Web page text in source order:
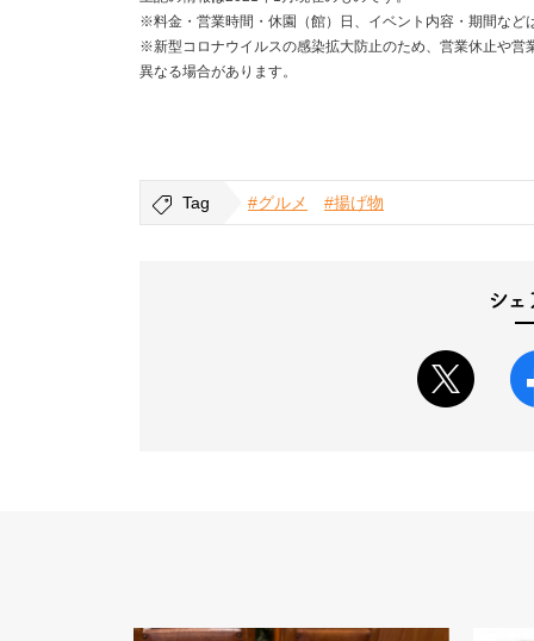
※料金・営業時間・休園（館）日、イベント内容・期間など
※新型コロナウイルスの感染拡大防止のため、営業休止や営
異なる場合があります。
Tag #グルメ #揚げ物
シェ